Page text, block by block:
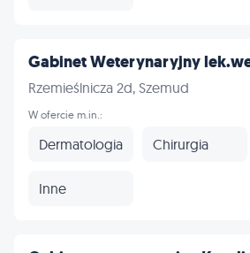
Gabinet Weterynaryjny
Rzemieślnicza 2d, Szemud
W ofercie m.in.:
Dermatologia Chirurgia
Inne